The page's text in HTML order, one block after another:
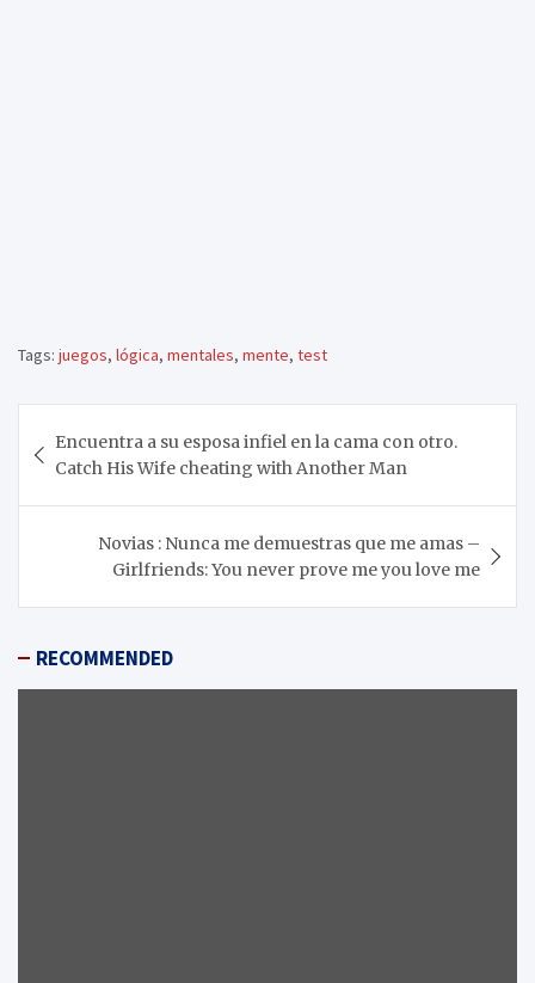
Tags: juegos, lógica, mentales, mente, test
de
entradas
Encuentra a su esposa infiel en la cama con otro.
Catch His Wife cheating with Another Man
Novias : Nunca me demuestras que me amas –
Girlfriends: You never prove me you love me
RECOMMENDED